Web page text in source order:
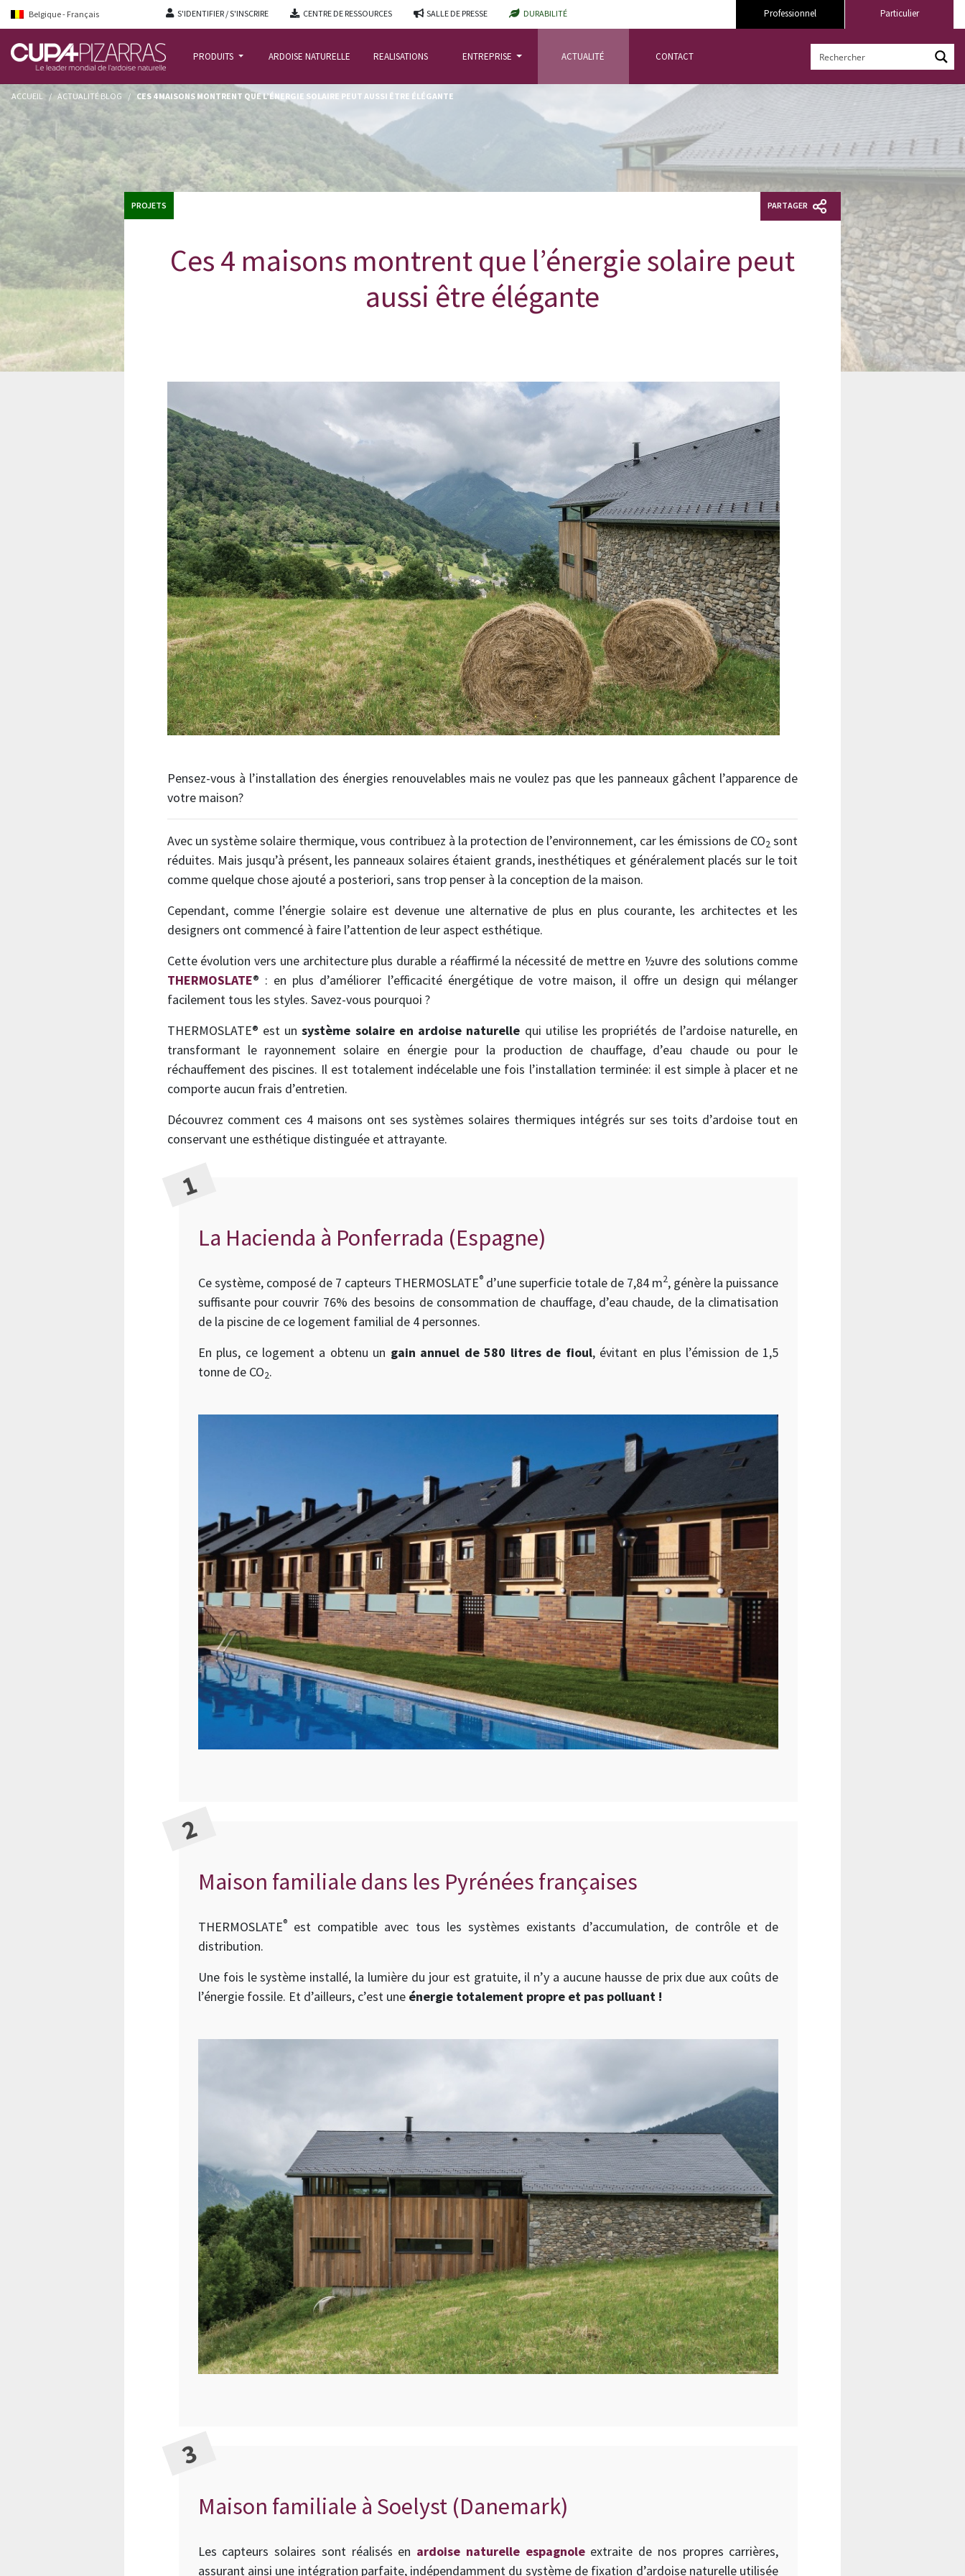
Belgique - Français S'IDENTIFIER / S'INSCRIRE CENTRE DE RESSOURCES SALLE DE PRESSE DURABILITÉ Particulier
Professionnel
PRODUITS ARDOISE NATURELLE REALISATIONS ENTREPRISE ACTUALITÉ CONTACT
ACCUEIL / ACTUALITÉ BLOG / CES 4 MAISONS MONTRENT QUE L’ÉNERGIE SOLAIRE PEUT AUSSI ÊTRE ÉLÉGANTE
PROJETS PARTAGER
Ces 4 maisons montrent que l’énergie solaire peut
aussi être élégante
Pensez-vous à l’installation des énergies renouvelables mais ne voulez pas que les panneaux gâchent l’apparence de
votre maison?
Avec un système solaire thermique, vous contribuez à la protection de l’environnement, car les émissions de CO2 sont
réduites. Mais jusqu’à présent, les panneaux solaires étaient grands, inesthétiques et généralement placés sur le toit
comme quelque chose ajouté a posteriori, sans trop penser à la conception de la maison.
Cependant, comme l’énergie solaire est devenue une alternative de plus en plus courante, les architectes et les
designers ont commencé à faire l’attention de leur aspect esthétique.
Cette évolution vers une architecture plus durable a réaffirmé la nécessité de mettre en ½uvre des solutions comme
THERMOSLATE® : en plus d’améliorer l’efficacité énergétique de votre maison, il offre un design qui mélanger
facilement tous les styles. Savez-vous pourquoi ?
THERMOSLATE® est unsystème solaire en ardoise naturelle qui utilise les propriétés de l’ardoise naturelle, en
transformant le rayonnement solaire en énergie pour la production de chauffage, d’eau chaude ou pour le
réchauffement des piscines. Il est totalement indécelable une fois l’installation terminée: il est simple à placer et ne
comporte aucun frais d’entretien.
Découvrez comment ces 4 maisons ont ses systèmes solaires thermiques intégrés sur ses toits d’ardoise tout en
conservant une esthétique distinguée et attrayante.
La Hacienda à Ponferrada (Espagne)
Ce système, composé de 7 capteurs THERMOSLATE®d’une superficie totale de 7,84 m2, génère la puissance
suffisante pour couvrir 76% des besoins de consommation de chauffage, d’eau chaude, de la climatisation
de la piscine de ce logement familial de 4 personnes.
En plus, ce logement a obtenu un gain annuel de 580 litres de fioul, évitant en plus l’émission de 1,5
tonne de CO2.
Maison familiale dans les Pyrénées françaises
THERMOSLATE®est compatible avec tous les systèmes existants d’accumulation, de contrôle et de
distribution.
Une fois le système installé, la lumière du jour est gratuite, il n’y a aucune hausse de prix due aux coûts de
l’énergie fossile. Et d’ailleurs, c’est une énergie totalement propre et pas polluant !
Maison familiale à Soelyst (Danemark)
Les capteurs solaires sont réalisés en ardoise naturelle espagnoleextraite de nos propres carrières,
assurant ainsi une intégration parfaite, indépendamment du système de fixation d’ardoise naturelle utilisée